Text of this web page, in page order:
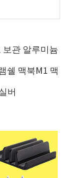
관 알루미늄
쉘 맥북M1 맥
버